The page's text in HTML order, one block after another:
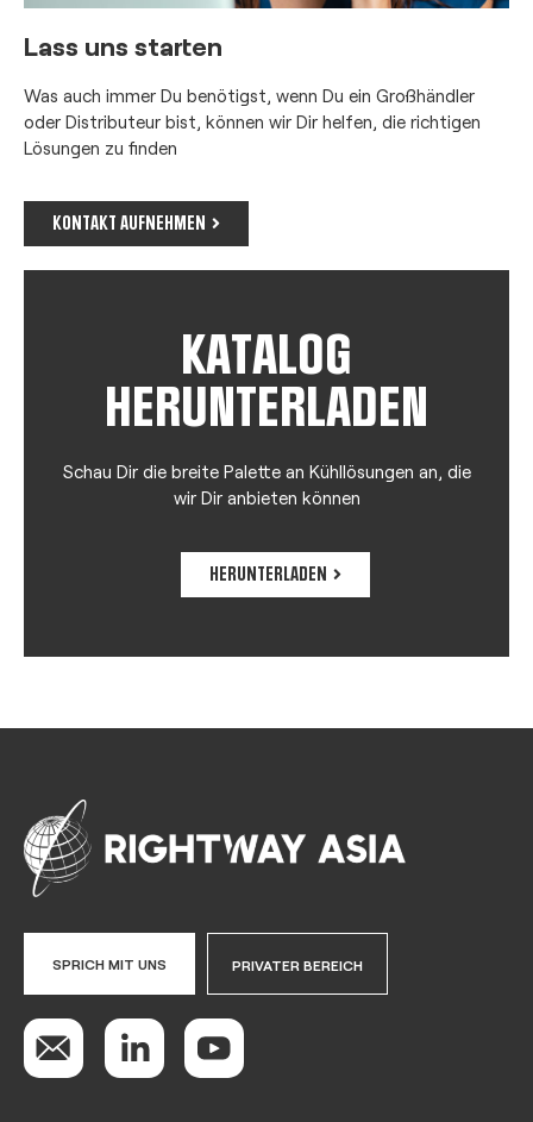
Lass uns starten
Was auch immer Du benötigst, wenn Du ein Großhändler
oder Distributeur bist, können wir Dir helfen, die richtigen
Lösungen zu finden
KONTAKT AUFNEHMEN
KATALOG
HERUNTERLADEN
Schau Dir die breite Palette an Kühllösungen an, die
wir Dir anbieten können
HERUNTERLADEN
SPRICH MIT UNS PRIVATER BEREICH